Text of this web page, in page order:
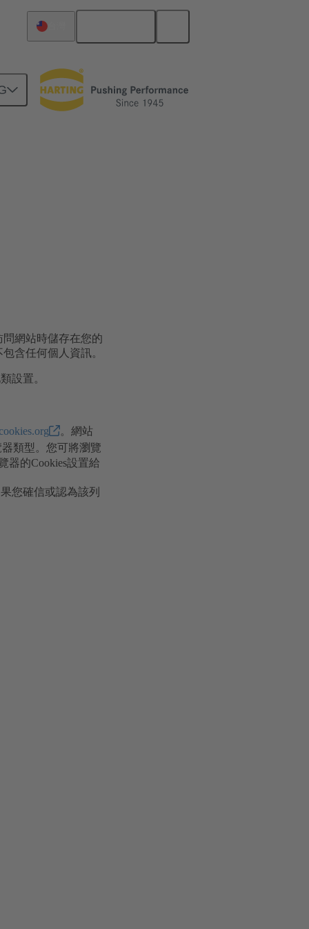
問網站時儲存在您的
含任何個人資訊。
設置。
。網站
類型。您可將瀏覽
器的Cookies設置給
您確信或認為該列